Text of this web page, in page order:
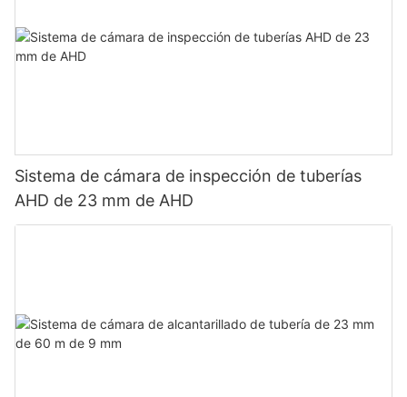
Sistema de cámara de inspección de tuberías
AHD de 23 mm de AHD